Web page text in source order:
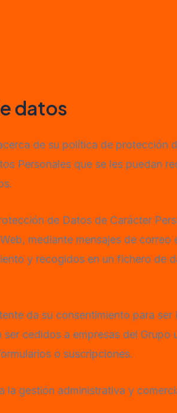
datos
de su política de protección
Personales que se les puedan
de Datos de Carácter
mediante mensajes de
y recogidos en un fichero de
da su consentimiento para
cedidos a empresas del
o suscripciones.
gestión administrativa y